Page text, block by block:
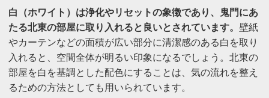
白（ホワイト）は浄化やリセットの象徴であり、鬼門にあ
たる北東の部屋に取り入れると良いとされています。 壁紙
やカーテンなどの面積が広い部分に清潔感のある白を取り
入れると、空間全体が明るい印象になるでしょう。北東の
部屋を白を基調とした配色にすることは、気の流れを整え
るための方法としても用いられています。